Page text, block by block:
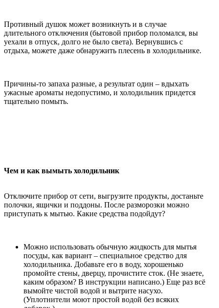
Противный душок может возникнуть и в случае
длительного отключения (бытовой прибор поломался, вы
уехали в отпуск, долго не было света). Вернувшись с
отдыха, можете даже обнаружить плесень в холодильнике.
Причины-то запаха разные, а результат один – вдыхать
ужасные ароматы недопустимо, и холодильник придется
тщательно помыть.
Чем и как вымыть холодильник
Отключите прибор от сети, выгрузите продукты, достаньте
полочки, ящички и поддоны. После разморозки можно
приступать к мытью. Какие средства подойдут?
Можно использовать обычную жидкость для мытья
посуды, как вариант – специальное средство для
холодильника. Добавьте его в воду, хорошенько
промойте стены, дверцу, прочистите сток. (Не знаете,
каким образом? В инструкции написано.) Еще раз всё
вымойте чистой водой и вытрите насухо.
(Уплотнители моют простой водой без всяких